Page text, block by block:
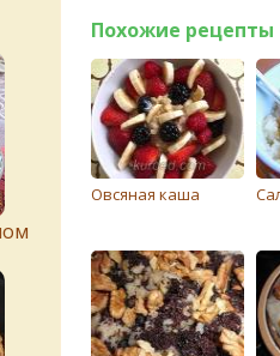
Похожие рецепты
Овсяная каша